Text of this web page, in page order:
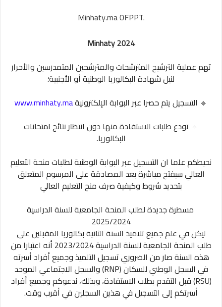
Minhaty.ma OFPPT.
Minhaty 2024
تهم عملية الترشيح المترشحات والمترشحين المتمدرسين والأحرار
لنيل شهادة البكالوريا الوطنية أو الأجنبية؛
🔹️ التسجيل يتم حصرا عبر البوابة الإلكترونيةwww.minhaty.ma
🔸️ تودع طلبات الاستفادة منها دون انتظار نتائج امتحانات
البكالوريا.
نحيطكم علما ان التسجيل عبر البوابة الوطنية لطلبات منحة التعليم
العالي سيفتح مباشرة بعد المصادقة على المرسوم المتعلق
بتحديد شروط وكيفية صرف منح التعليم العالي
مسطرة جديدة لطلب المنحة الجامعية للسنة الدراسية
2025/2024
ليكن في علم جميع تلاميذ السنة الثانية بكالوريا المقبلين على
طلب المنحة الجامعية للسنة الدراسية 2023/2024 أنه اعتبارا من
هذه السنة صار من الضروري تسجيل التلميذ وجميع أفراد أسرته
في السجل الوطني للسكان (RNP) والسجل الاجتماعي الموحد
(RSU) قبل التقدم بطلب الاستفادة، وبذلك، ندعوكم وجميع أفراد
أسرتكم إلى التسجيل في هذين السجلين في أقرب وقت.